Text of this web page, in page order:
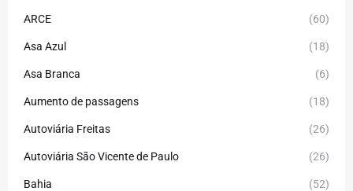
ARCE (60)
Asa Azul (18)
Asa Branca (6)
Aumento de passagens (18)
Autoviária Freitas (26)
Autoviária São Vicente de Paulo (26)
Bahia (52)